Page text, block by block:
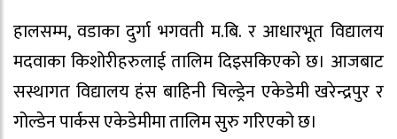
हालसम्म, वडाका दुर्गा भगवती म.बि. र आधारभूत विद्यालय
मदवाका किशोरीहरुलाई तालिम दिइसकिएको छ। आजबाट
सस्थागत विद्यालय हंस बाहिनी चिल्ड्रेन एकेडेमी खरेन्द्रपुर र
गोल्डेन पार्कस एकेडेमीमा तालिम सुरु गरिएको छ।